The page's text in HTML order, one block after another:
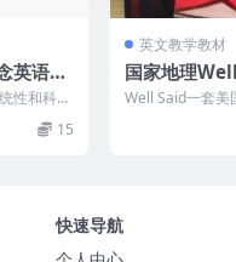
英语默
）
性和科学
每一册书
设计... 15
英文教学教材
国家地理
版教材（全
Well Said一套美
材，国家地理专
快速导航